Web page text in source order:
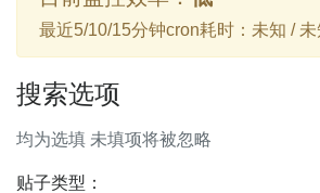
最近5/10/15分钟cron耗时：未知 /
搜索选项
均为选填 未填项将被忽略
贴子类型：